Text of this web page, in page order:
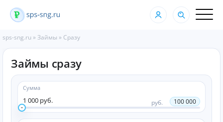
sps-sng.ru »Займы » Сразу
Займы сразу
Сумма
1 000 руб. руб. 100 000